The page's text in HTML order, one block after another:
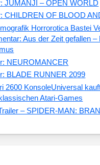
JUMANJI – OPEN WORLD
CHILDREN OF BLOOD
Aus der Zeit gefallen –
NEUROMANCER
BLADE RUNNER 2099
Universal
Atari-Games
– SPIDER-MAN: